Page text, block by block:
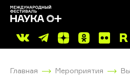
Главная Мероприятия